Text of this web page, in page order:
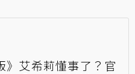
》艾希莉懂事了？官